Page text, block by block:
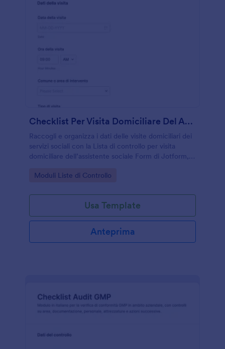
Checklist Per Visita Domiciliare Del Assistente Sociale
Raccogli e organizza i dati delle visite domiciliari dei
servizi sociali con la Lista di controllo per visita
domiciliare dell’assistente sociale Form di Jotform,
interno.
Go to Category:
Moduli Liste di Controllo
Usa Template
Anteprima